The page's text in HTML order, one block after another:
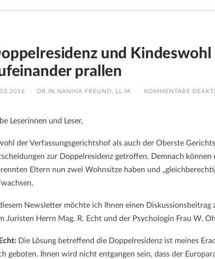
und
prallen
/ DR.IN NANINA FREUND, LL.M. / KOMMENTARE
Leserinnen und Leser,
der Verfassungsgerichtshof als auch der Oberste
zur Doppelresidenz getroffen. Demnach
Eltern nun zwei Wohnsitze haben und
Newsletter möchte ich Ihnen einen Diskussionsbeitrag
Juristen Herrn Mag. R. Echt und der Psychologin Frau W.
Die Lösung betreffend die Doppelresidenz ist meines
geboten. Ihnen wird nicht entgangen sein, dass der